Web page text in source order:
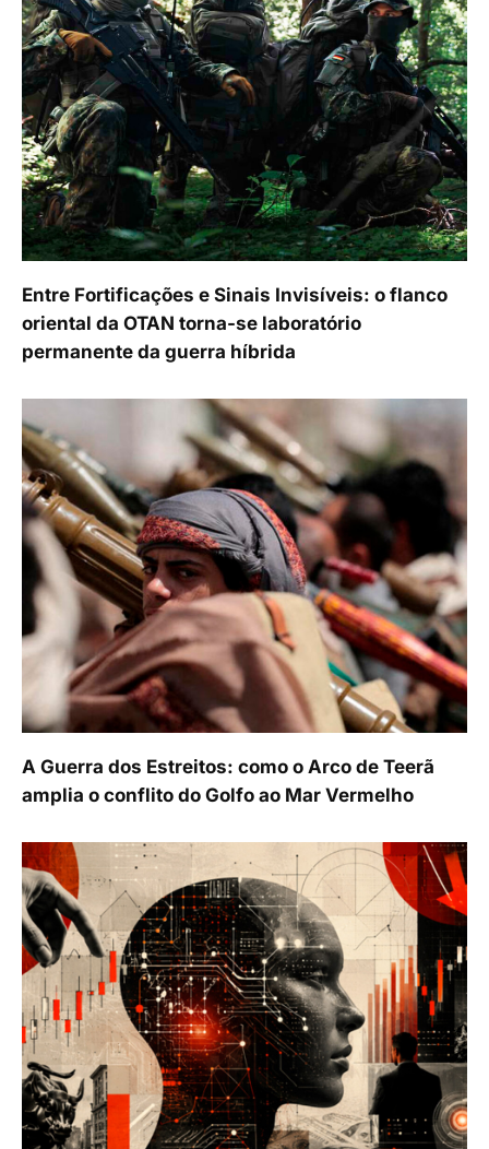
Entre Fortificações e Sinais Invisíveis: o flanco
oriental da OTAN torna-se laboratório
permanente da guerra híbrida
A Guerra dos Estreitos: como o Arco de Teerã
amplia o conflito do Golfo ao Mar Vermelho